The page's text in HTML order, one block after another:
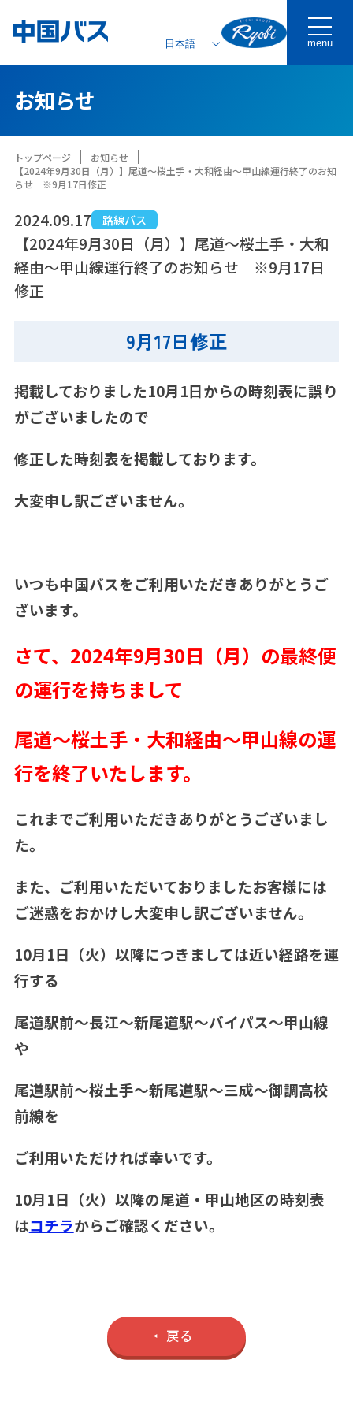
menu
お知らせ
トップページ
お知らせ
【2024年9月30日（月）】尾道～桜土手・大和経由～甲山線運行終了のお知
らせ ※9月17日修正
2024.09.17 路線バス
【2024年9月30日（月）】尾道～桜土手・大和
経由～甲山線運行終了のお知らせ ※9月17日
修正
9月17日修正
掲載しておりました10月1日からの時刻表に誤り
がございましたので
修正した時刻表を掲載しております。
大変申し訳ございません。
いつも中国バスをご利用いただきありがとうご
ざいます。
さて、2024年9月30日（月）の最終便
の運行を持ちまして
尾道～桜土手・大和経由～甲山線の運
行を終了いたします。
これまでご利用いただきありがとうございまし
た。
また、ご利用いただいておりましたお客様には
ご迷惑をおかけし大変申し訳ございません。
10月1日（火）以降につきましては近い経路を運
行する
尾道駅前～長江～新尾道駅～バイパス～甲山線
や
尾道駅前～桜土手～新尾道駅～三成～御調高校
前線を
ご利用いただければ幸いです。
10月1日（火）以降の尾道・甲山地区の時刻表
はコチラからご確認ください。
戻る